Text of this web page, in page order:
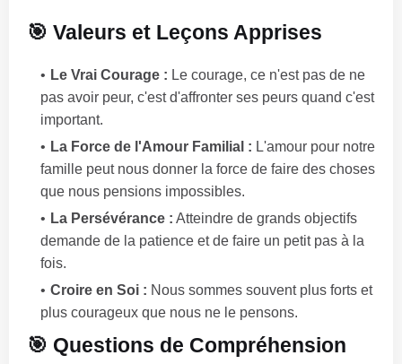
🎯 Valeurs et Leçons Apprises
Le Vrai Courage : Le courage, ce n'est pas de ne
pas avoir peur, c'est d'affronter ses peurs quand c'est
important.
La Force de l'Amour Familial : L'amour pour notre
famille peut nous donner la force de faire des choses
que nous pensions impossibles.
La Persévérance : Atteindre de grands objectifs
demande de la patience et de faire un petit pas à la
fois.
Croire en Soi : Nous sommes souvent plus forts et
plus courageux que nous ne le pensons.
🎯 Questions de Compréhension